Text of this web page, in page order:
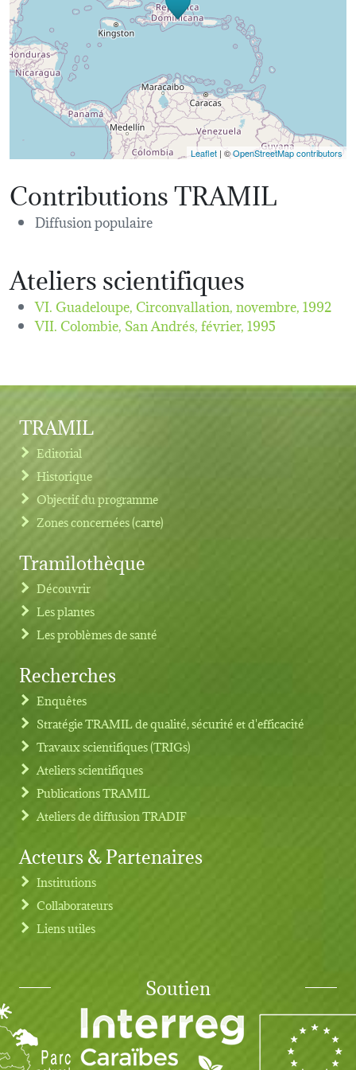
Leaflet | ©OpenStreetMap contributors
Contributions TRAMIL
Diffusion populaire
Ateliers scientifiques
VI. Guadeloupe, Circonvallation,novembre, 1992
VII. Colombie, San Andrés,février, 1995
Footer menu
TRAMIL
Editorial
Historique
Objectif du programme
Zones concernées (carte)
Tramilothèque
Découvrir
Les plantes
Les problèmes de santé
Recherches
Enquêtes
Stratégie TRAMIL de qualité, sécurité et d'efficacité
Travaux scientifiques (TRIGs)
Ateliers scientifiques
Publications TRAMIL
Ateliers de diffusion TRADIF
Acteurs & Partenaires
Institutions
Collaborateurs
Liens utiles
Soutien